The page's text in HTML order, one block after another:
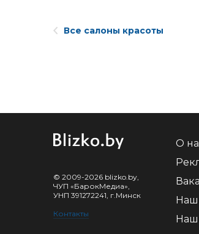
Все салоны красоты
© 2009-2026 blizko.by,
ЧУП «БарокМедиа»,
УНП 391272241, г.Минск
Контакты
О